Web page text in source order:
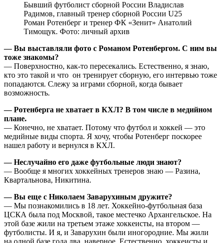
Бывший футболист сборной России Владислав
Радимов, главный тренер сборной России U25
Роман Ротенберг и тренер ФК «Зенит» Анатолий
Тимощук. Фото: личный архив
— Вы выставляли фото с Романом Ротенбергом. С ним вы
тоже знакомы?
— Поверхностно, как-то пересекались. Естественно, я знаю,
кто это такой и что он тренирует сборную, его интервью тоже
попадаются. Слежу за играми сборной, когда бывает
возможность.
— Ротенберга не хватает в КХЛ? В том числе в медийном
плане.
— Конечно, не хватает. Потому что футбол и хоккей — это
медийные виды спорта. Я хочу, чтобы Ротенберг поскорее
нашел работу и вернулся в КХЛ.
— Неслучайно его даже футбольные люди знают?
— Вообще я многих хоккейных тренеров знаю — Разина,
Квартальнова, Никитина.
— Вы еще с Николаем Заварухиным дружите?
— Мы познакомились в 18 лет. Хоккейно-футбольная база
ЦСКА была под Москвой, такое местечко Архангельское. На
этой базе жили на третьем этаже хоккеисты, на втором —
футболисты. И я, и Заварухин были иногородние. Мы жили